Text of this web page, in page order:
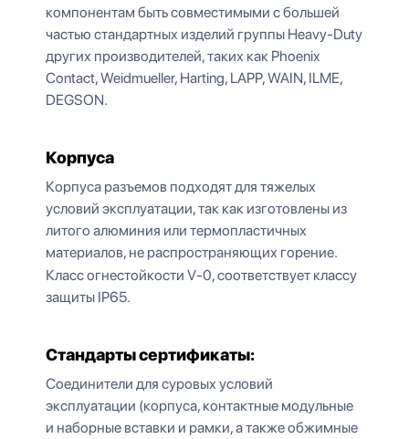
компонентам быть совместимыми с большей
частью стандартных изделий группы Heavy-Duty
других производителей, таких как Phoenix
Contact, Weidmueller, Harting, LAPP, WAIN, ILME,
DEGSON.
Корпуса
Корпуса разъемов подходят для тяжелых
условий эксплуатации, так как изготовлены из
литого алюминия или термопластичных
материалов, не распространяющих горение.
Класс огнестойкости V-0, соответствует классу
защиты IP65.
Стандарты сертификаты:
Соединители для суровых условий
эксплуатации (корпуса, контактные модульные
и наборные вставки и рамки, а также обжимные